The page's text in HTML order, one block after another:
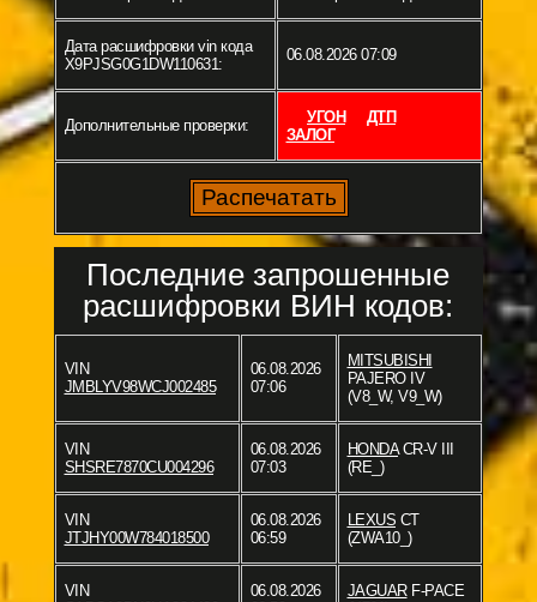
Дата расшифровки vin кода
X9PJSG0G1DW110631:
06.08.2026 07:09
Дополнительные проверки: УГОН
ДТП
ЗАЛОГ
Последние запрошенные
расшифровки ВИН кодов:
VIN
JMBLYV98WCJ002485
06.08.2026
07:06
MITSUBISHI
PAJERO IV
(V8_W, V9_W)
VIN
SHSRE7870CU004296
06.08.2026
07:03
HONDACR-V III
(RE_)
VIN
JTJHY00W784018500
06.08.2026
06:59
LEXUS CT
(ZWA10_)
VIN
06.08.2026
JAGUARF-PACE